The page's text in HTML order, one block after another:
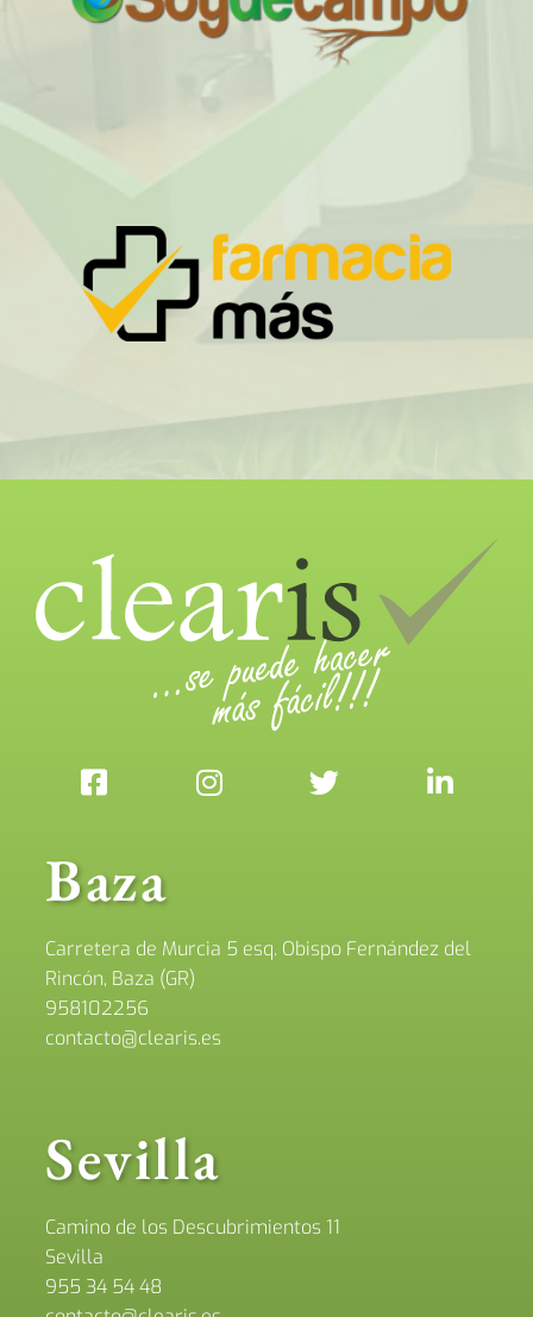
Baza
Carretera de Murcia 5 esq. Obispo Fernández del
Rincón, Baza (GR)
958102256
contacto@clearis.es
Sevilla
Camino de los Descubrimientos 11
Sevilla
955 34 54 48